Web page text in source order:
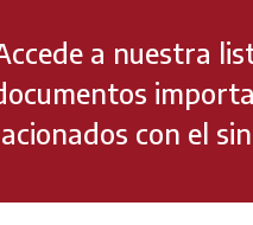
a nuestra
con el